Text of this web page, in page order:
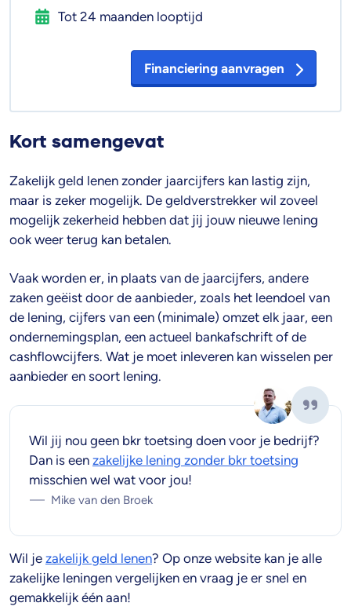
Tot 24 maanden looptijd
Financiering aanvragen
Kort samengevat
Zakelijk geld lenen zonder jaarcijfers kan lastig zijn,
maar is zeker mogelijk. De geldverstrekker wil zoveel
mogelijk zekerheid hebben dat jij jouw nieuwe lening
ook weer terug kan betalen.
Vaak worden er, in plaats van de jaarcijfers, andere
zaken geëist door de aanbieder, zoals het leendoel van
de lening, cijfers van een (minimale) omzet elk jaar, een
ondernemingsplan, een actueel bankafschrift of de
cashflowcijfers. Wat je moet inleveren kan wisselen per
aanbieder en soort lening.
Wil jij nou geen bkr toetsing doen voor je bedrijf?
Dan is een zakelijke lening zonder bkr toetsing
misschien wel wat voor jou!
Mike van den Broek
Wil je zakelijk geld lenen? Op onze website kan je alle
zakelijke leningen vergelijken en vraag je er snel en
gemakkelijk één aan!